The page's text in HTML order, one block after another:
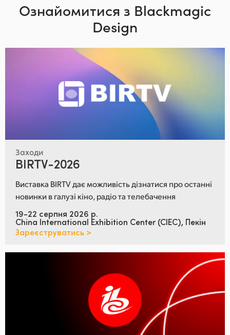
Ознайомитися з Blackmagic
Design
Заходи
BIRTV-2026
Виставка BIRTV дає можливість дізнатися про останні
новинки в галузі кіно, радіо та телебачення
19-22 серпня 2026 р.
China International Exhibition Center (CIEC), Пекін
Зареєструватись >